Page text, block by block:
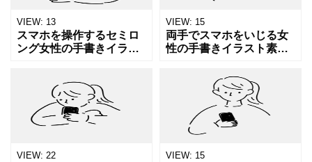
VIEW: 13
スマホを操作するセミロ
ング女性の手書きイラス
です。 パーカーを着てリ
ラックスした時間を過ご
す様子をシンプルな線で
表現し
VIEW: 15
両手でスマホをいじる女
性の手書きイラスト素材
性・触る・線画）です。
両手でスマホを触る様子
をシンプルな線で表現し
た、ナチュラルでやわら
かいタ
VIEW: 22 VIEW: 15